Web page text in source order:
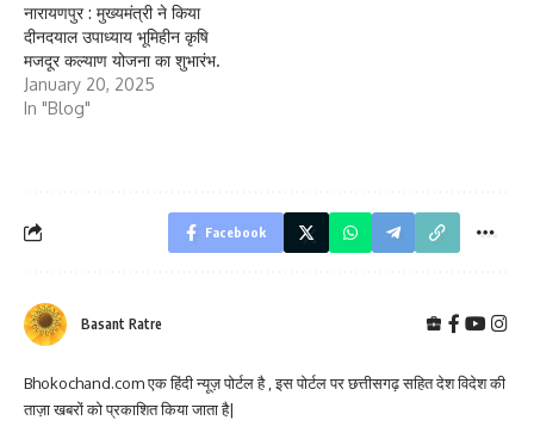
नारायणपुर : मुख्यमंत्री ने किया
दीनदयाल उपाध्याय भूमिहीन कृषि
मजदूर कल्याण योजना का शुभारंभ.
January 20, 2025
In "Blog"
Facebook
Basant Ratre
Bhokochand.com एक हिंदी न्यूज़ पोर्टल है , इस पोर्टल पर छत्तीसगढ़ सहित देश विदेश की
ताज़ा खबरों को प्रकाशित किया जाता है|